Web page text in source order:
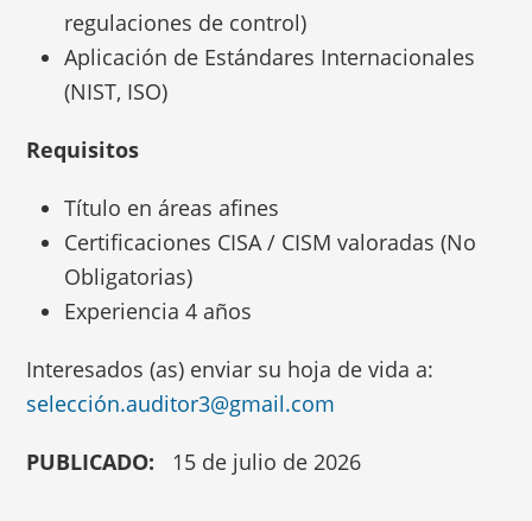
regulaciones de control)
Aplicación de Estándares Internacionales
(NIST, ISO)
Requisitos
Título en áreas afines
Certificaciones CISA / CISM valoradas (No
Obligatorias)
Experiencia 4 años
Interesados (as) enviar su hoja de vida a:
selección.auditor3@gmail.com
PUBLICADO: 15 de julio de 2026